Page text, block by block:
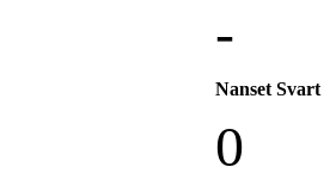
-
Nanset Svart
0